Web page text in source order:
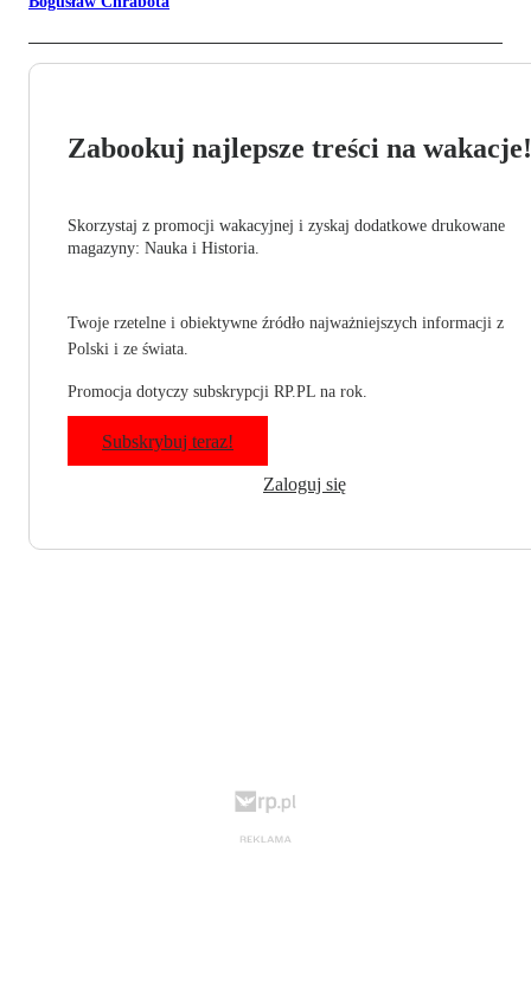
Zabookuj najlepsze treści na wakacje!
Skorzystaj z promocji wakacyjnej i zyskaj dodatkowe drukowane
magazyny: Nauka i Historia.
Twoje rzetelne i obiektywne źródło najważniejszych informacji z
Polski i ze świata.
Promocja dotyczy subskrypcji RP.PL na rok.
Subskrybuj teraz!
Zaloguj się